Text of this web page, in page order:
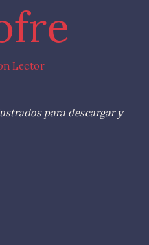
Lector
para descargar y